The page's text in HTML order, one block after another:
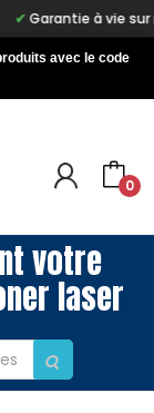
à vie sur notre
avec le code
0
votre
laser